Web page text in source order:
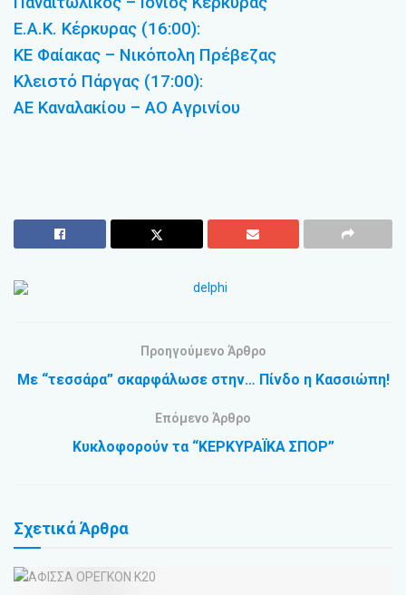
Ε.Α.Κ. Κέρκυρας (16:00):
ΚΕ Φαίακας – Νικόπολη Πρέβεζας
Κλειστό Πάργας (17:00):
ΑΕ Καναλακίου – ΑΟ Αγρινίου
Προηγούμενο Άρθρο
Με “τεσσάρα” σκαρφάλωσε στην… Πίνδο η Κασσιώπη!
Επόμενο Άρθρο
Κυκλοφορούν τα “ΚΕΡΚΥΡΑΪΚΑ ΣΠΟΡ”
ΣχετικάΆρθρα